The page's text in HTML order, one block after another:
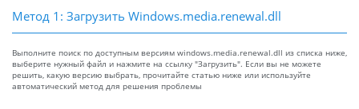
Метод 1: Загрузить Windows.media.renewal.dll
Выполните поиск по доступным версиям windows.media.renewal.dll из списка ниже,
выберите нужный файл и нажмите на ссылку "Загрузить". Если вы не можете
решить, какую версию выбрать, прочитайте статью ниже или используйте
автоматический метод для решения проблемы